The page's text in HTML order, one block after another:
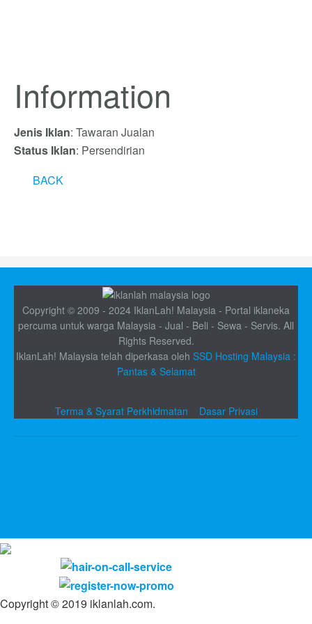
Information
Jenis Iklan: Tawaran Jualan
Status Iklan: Persendirian
BACK
Copyright © 2009 - 2024 IklanLah! Malaysia - Portal iklaneka
percuma untuk warga Malaysia - Jual - Beli - Sewa - Servis. All
Rights Reserved.
IklanLah! Malaysia telah diperkasa oleh SSD Hosting Malaysia :
Pantas & Selamat
Terma & Syarat Perkhidmatan Dasar Privasi
Copyright © 2019 iklanlah.com.